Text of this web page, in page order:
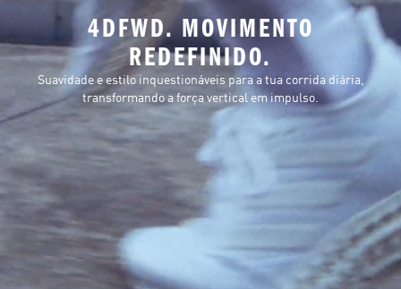
4DFWD. MOVIMENTO
REDEFINIDO.
Suavidade e estilo inquestionáveis para a tua corrida diária,
transformando a força vertical em impulso.